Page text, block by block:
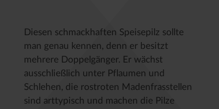
Diesen schmackhaften Speisepilz sollte
man genau kennen, denn er besitzt
mehrere Doppelgänger. Er wächst
ausschließlich unter Pflaumen und
Schlehen, die rostroten Madenfrasstellen
sind arttypisch und machen die Pilze